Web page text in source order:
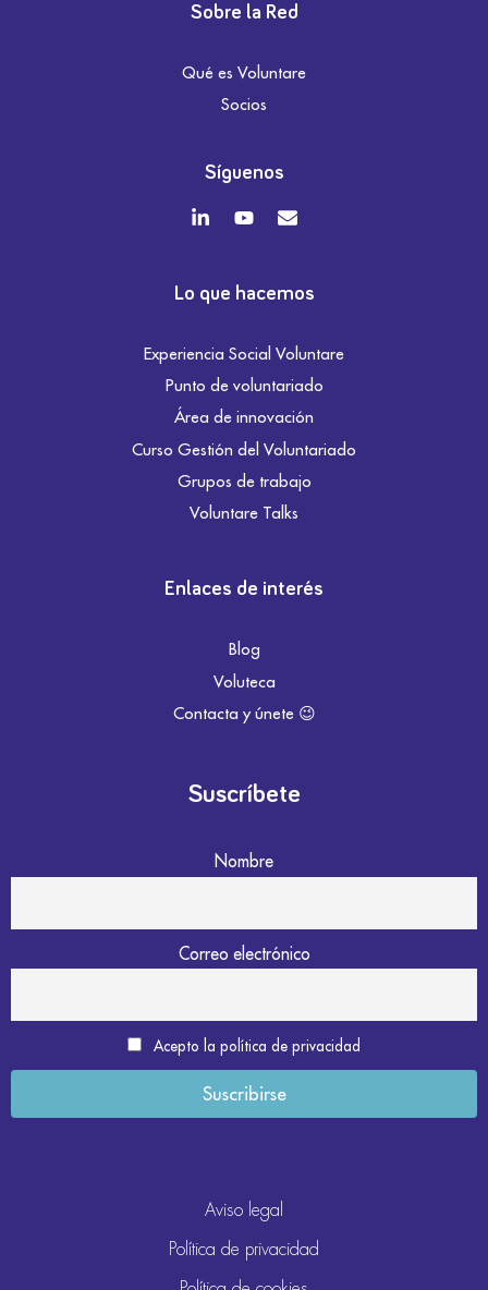
Sobre la Red
Qué es Voluntare
Socios
Síguenos
Lo que hacemos
Experiencia Social Voluntare
Punto de voluntariado
Área de innovación
Curso Gestión del Voluntariado
Grupos de trabajo
Voluntare Talks
Enlaces de interés
Blog
Voluteca
Contacta y únete 😉
Suscríbete
Nombre
Correo electrónico
Acepto la política de privacidad
Aviso legal
Política de privacidad